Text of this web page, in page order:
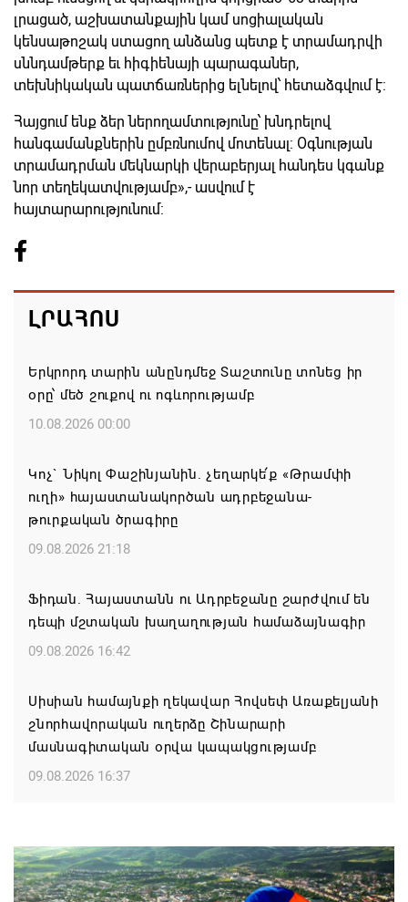
լրացած, աշխատանքային կամ սոցիալական
կենսաթոշակ ստացող անձանց պետք է տրամադրվի
սննդամթերք եւ հիգիենայի պարագաներ,
տեխնիկական պատճառներից ելնելով՝ հետաձգվում է:
Հայցում ենք ձեր ներողամտությունը՝ խնդրելով
հանգամանքներին ըմբռնումով մոտենալ: Օգնության
տրամադրման մեկնարկի վերաբերյալ հանդես կգանք
նոր տեղեկատվությամբ»,- ասվում է
հայտարարությունում:
ԼՐԱՀՈՍ
Երկրորդ տարին անընդմեջ Տաշտունը տոնեց իր
օրը՝ մեծ շուքով ու ոգևորությամբ
10.08.2026 00:00
Կոչ` Նիկոլ Փաշինյանին. չեղարկե՛ք «Թրամփի
ուղի» հայաստանակործան ադրբեջանա-
թուրքական ծրագիրը
09.08.2026 21:18
Ֆիդան. Հայաստանն ու Ադրբեջանը շարժվում են
դեպի մշտական խաղաղության համաձայնագիր
09.08.2026 16:42
Սիսիան համայնքի ղեկավար Հովսեփ Առաքելյանի
շնորհավորական ուղերձը Շինարարի
մասնագիտական օրվա կապակցությամբ
09.08.2026 16:37
կատարեցին Զանգեզուրի պղնձամոլիբդենային
կոմբինատի հանքավայր